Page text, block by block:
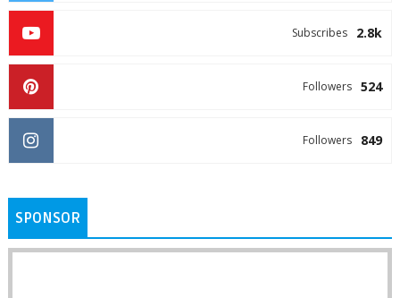
2.8k
Subscribes
524
Followers
849
Followers
SPONSOR